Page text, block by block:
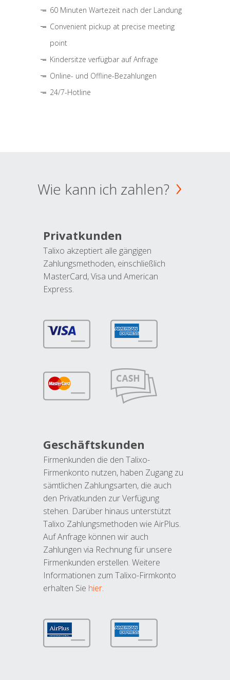
60 Minuten Wartezeit nach der Landung
Convenient pickup at precise meeting
point
Kindersitze verfügbar auf Anfrage
Online- und Offline-Bezahlungen
24/7-Hotline
Wie kann ich zahlen?
Privatkunden
Talixo akzeptiert alle gängigen
Zahlungsmethoden, einschließlich
MasterCard, Visa und American
Express.
Geschäftskunden
Firmenkunden die den Talixo-
Firmenkonto nutzen, haben Zugang zu
sämtlichen Zahlungsarten, die auch
den Privatkunden zur Verfügung
stehen. Darüber hinaus unterstützt
Talixo Zahlungsmethoden wie AirPlus.
Auf Anfrage können wir auch
Zahlungen via Rechnung für unsere
Firmenkunden erstellen. Weitere
Informationen zum Talixo-Firmkonto
erhalten Sie hier.